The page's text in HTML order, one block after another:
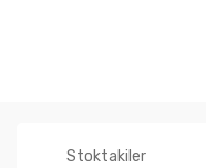
Stoktakiler